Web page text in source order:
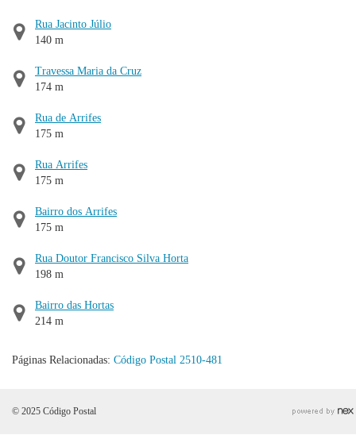
Rua Jacinto Júlio
140 m
Travessa Maria da Cruz
174 m
Rua de Arrifes
175 m
Rua Arrifes
175 m
Bairro dos Arrifes
175 m
Rua Doutor Francisco Silva Horta
198 m
Bairro das Hortas
214 m
Páginas Relacionadas: Código Postal 2510-481
© 2025 Código Postal